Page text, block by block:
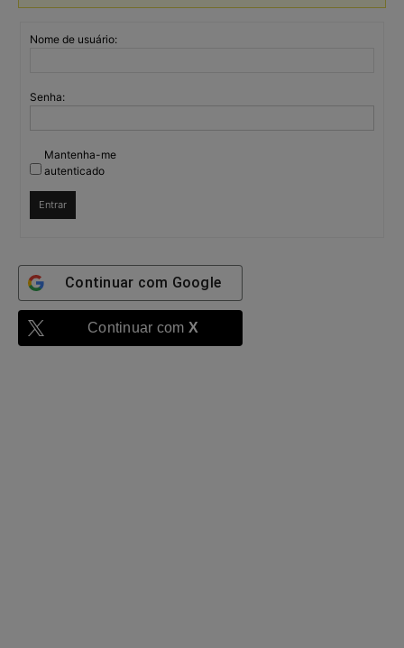
Nome de usuário:
Senha:
Mantenha-me
autenticado
Entrar
Continuar com Google
Continuar com X